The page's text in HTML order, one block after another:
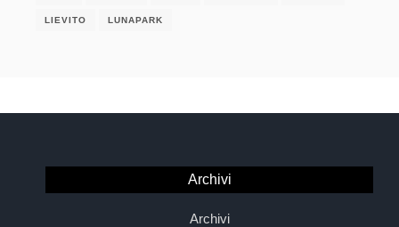
LIEVITO LUNAPARK
Archivi
Archivi